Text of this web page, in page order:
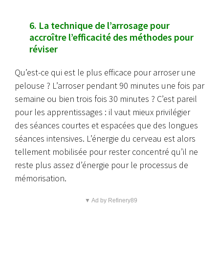
6. La technique de l’arrosage pour
accroître l’efficacité des méthodes pour
réviser
Qu’est-ce qui est le plus efficace pour arroser une
pelouse ? L’arroser pendant 90 minutes une fois par
semaine ou bien trois fois 30 minutes ? C’est pareil
pour les apprentissages : il vaut mieux privilégier
des séances courtes et espacées que des longues
séances intensives. L’énergie du cerveau est alors
tellement mobilisée pour rester concentré qu’il ne
reste plus assez d’énergie pour le processus de
mémorisation.
▼ Ad by Refinery89